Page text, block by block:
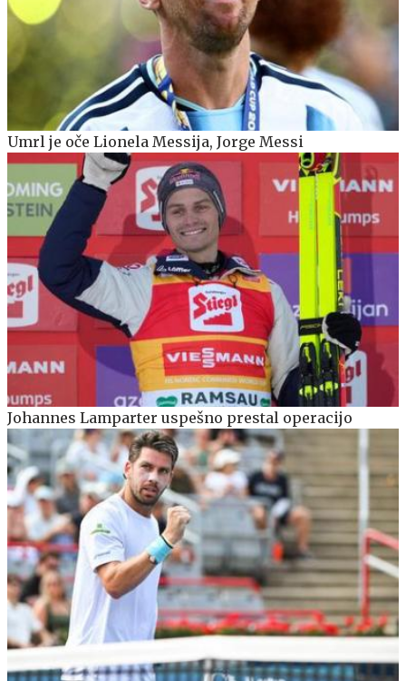
Umrl je oče Lionela Messija, Jorge Messi
Johannes Lamparter uspešno prestal operacijo